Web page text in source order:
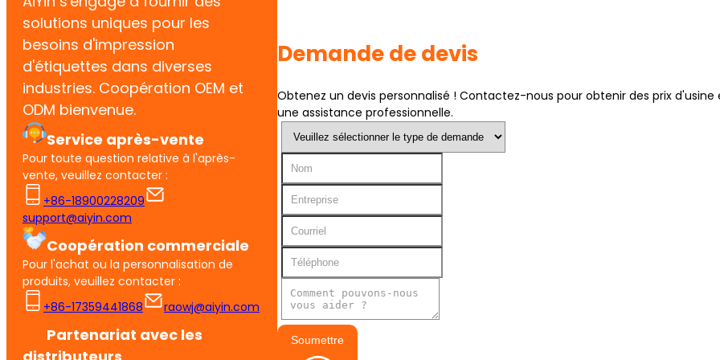
solutions uniques pour les
besoins d'impression
d'étiquettes dans diverses
industries. Coopération OEM et
ODM bienvenue.
Service après-vente
Pour toute question relative à l'après-
vente, veuillez contacter :
+86-18900228209
support@aiyin.com
Coopération commerciale
Pour l'achat ou la personnalisation de
produits, veuillez contacter :
+86-17359441868
raowj@aiyin.com
Partenariat avec les
Demande de devis
Obtenez un devis personnalisé ! Contactez-nous pour obtenir des prix d'usine
une assistance professionnelle.
Soumettre